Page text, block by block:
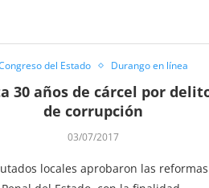
del Estado Durango en línea
30 años de cárcel por
de corrupción
03/07/2017
locales aprobaron las